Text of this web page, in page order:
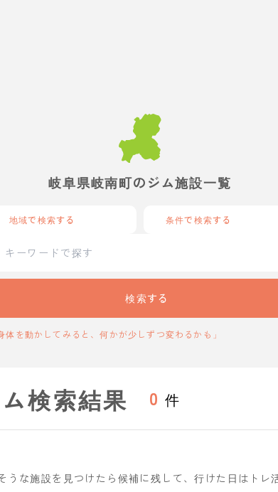
岐阜県岐南町のジム施設一覧
地域で検索する 条件で検索する
検索する
体を動かしてみると、何かが少しずつ変わるかも」
検索結果 0 件
な施設を見つけたら候補に残して、行けた日はトレ